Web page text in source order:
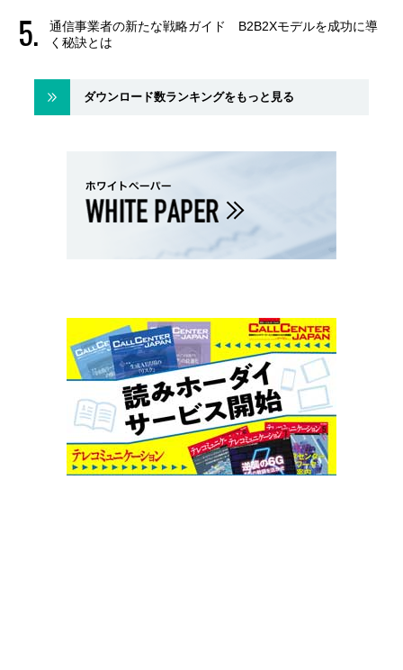
通信事業者の新たな戦略ガイド B2B2Xモデルを成功に導
く秘訣とは
ダウンロード数ランキングをもっと見る